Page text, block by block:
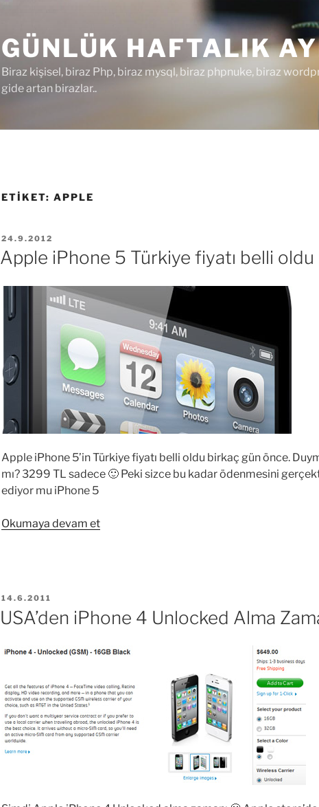
GÜNLÜK HAFTALIK
Biraz kişisel, biraz Php, biraz mysql, biraz phpnuke, biraz
gide artan birazlar..
ETIKET: APPLE
YAYIM
TARIHI
24.9.2012
Apple iPhone 5 Türkiye fiyatı belli oldu
Apple iPhone 5’in Türkiye fiyatı belli oldu birkaç gün önce.
mı? 3299 TL sadece 🙂 Peki sizce bu kadar ödenmesini
ediyor mu iPhone 5
Okumaya devam et“Apple
oldu”
YAYIM
14.6.2011
USA’den iPhone 4 Unlocked Alma